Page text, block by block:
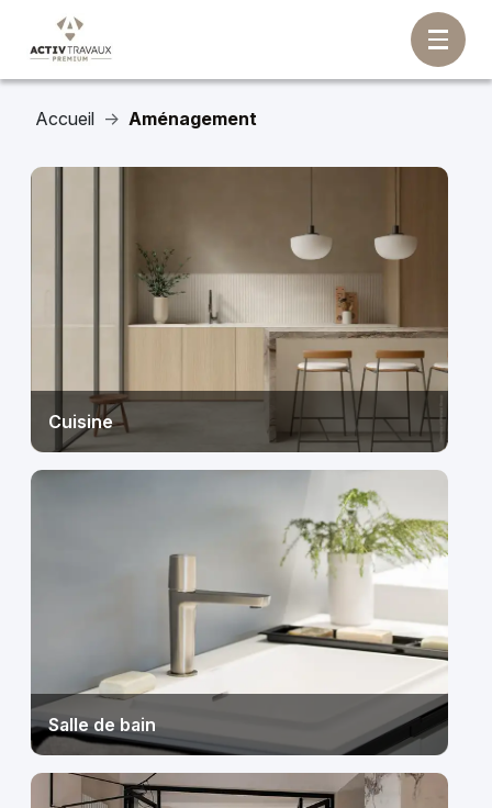
Accueil Aménagement
Cuisine
Salle de bain